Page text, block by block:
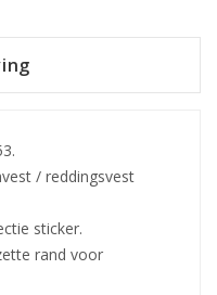
/ reddingsvest
sticker.
rand voor